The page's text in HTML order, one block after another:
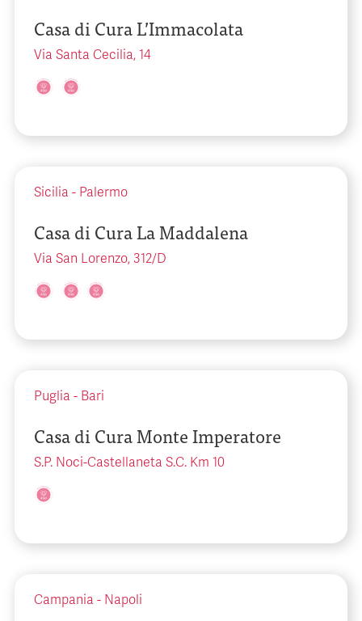
Casa di Cura L’Immacolata
Via Santa Cecilia, 14
Sicilia - Palermo
Casa di Cura La Maddalena
Via San Lorenzo, 312/D
Puglia - Bari
Casa di Cura Monte Imperatore
S.P. Noci-Castellaneta S.C. Km 10
Campania - Napoli